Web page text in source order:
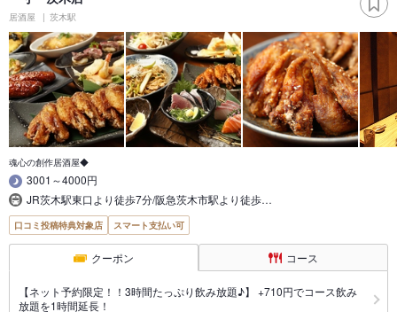
居酒屋 茨木駅
魂心の創作居酒屋◆
3001～4000円
JR茨木駅東口より徒歩7分/阪急茨木市駅より徒歩…
口コミ投稿特典対象店 スマート支払い可
クーポン コース
【ネット予約限定！！3時間たっぷり飲み放題♪】 +710円でコース飲み
放題を1時間延長！